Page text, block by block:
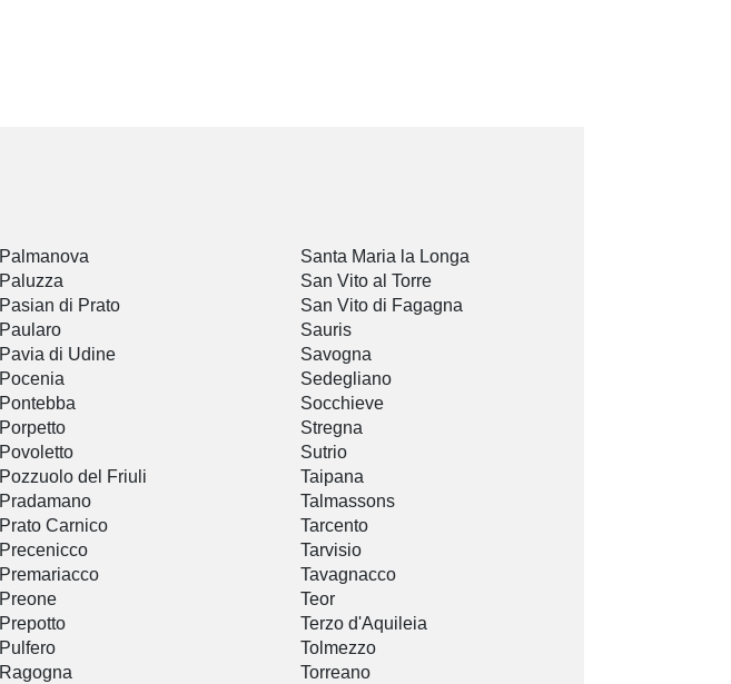
Palmanova
Paluzza
Pasian di Prato
Paularo
Pavia di Udine
Pocenia
Pontebba
Porpetto
Povoletto
Pozzuolo del Friuli
Pradamano
Prato Carnico
Precenicco
Premariacco
Preone
Prepotto
Pulfero
Ragogna
Santa Maria la Longa
San Vito al Torre
San Vito di Fagagna
Sauris
Savogna
Sedegliano
Socchieve
Stregna
Sutrio
Taipana
Talmassons
Tarcento
Tarvisio
Tavagnacco
Teor
Terzo d'Aquileia
Tolmezzo
Torreano